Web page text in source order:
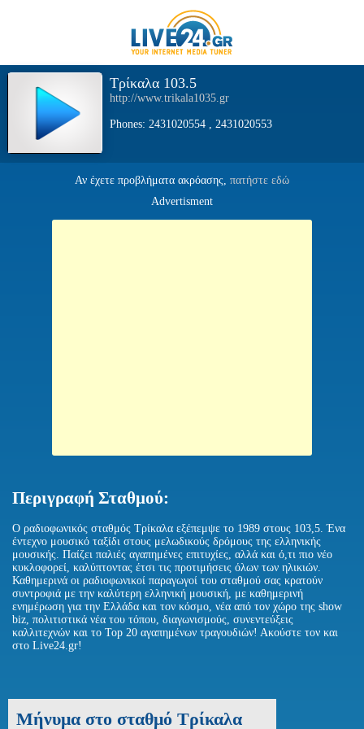
Τρίκαλα 103.5
http://www.trikala1035.gr
Phones: 2431020554 , 2431020553
Αν έχετε προβλήματα ακρόασης, πατήστε εδώ
Advertisment
Περιγραφή Σταθμού:
Ο ραδιοφωνικός σταθμός Τρίκαλα εξέπεμψε το 1989 στους 103,5. Ένα
έντεχνο μουσικό ταξίδι στους μελωδικούς δρόμους της ελληνικής
μουσικής. Παίζει παλιές αγαπημένες επιτυχίες, αλλά και ό,τι πιο νέο
κυκλοφορεί, καλύπτοντας έτσι τις προτιμήσεις όλων των ηλικιών.
Καθημερινά οι ραδιοφωνικοί παραγωγοί του σταθμού σας κρατούν
συντροφιά με την καλύτερη ελληνική μουσική, με καθημερινή
ενημέρωση για την Ελλάδα και τον κόσμο, νέα από τον χώρο της show
biz, πολιτιστικά νέα του τόπου, διαγωνισμούς, συνεντεύξεις
καλλιτεχνών και το Top 20 αγαπημένων τραγουδιών! Ακούστε τον και
στο Live24.gr!
Μήνυμα στο σταθμό Τρίκαλα